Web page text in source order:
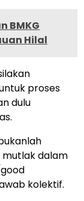
BMKG
Hilal
proses
dulu
dalam
kolektif.